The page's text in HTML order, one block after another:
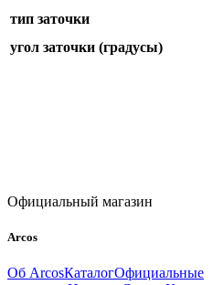
тип заточки
угол заточки (градусы)
Официальный магазин
Arcos
Об ArcosКаталогОфициальные